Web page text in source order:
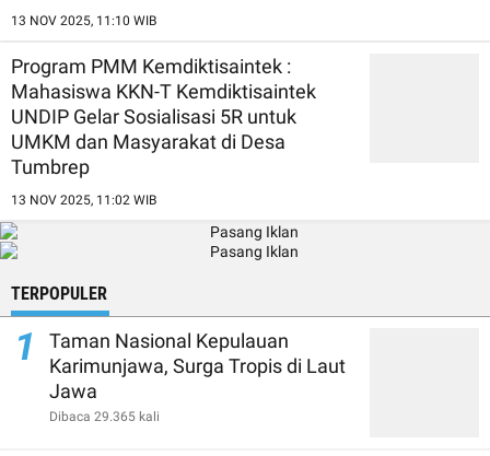
13 NOV 2025, 11:10 WIB
Program PMM Kemdiktisaintek :
Mahasiswa KKN-T Kemdiktisaintek
UNDIP Gelar Sosialisasi 5R untuk
UMKM dan Masyarakat di Desa
Tumbrep
13 NOV 2025, 11:02 WIB
TERPOPULER
1
Taman Nasional Kepulauan
Karimunjawa, Surga Tropis di Laut
Jawa
Dibaca 29.365 kali